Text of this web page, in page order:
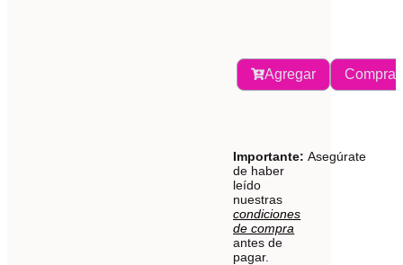
Agregar Comprar
Importante: Asegúrate
de haber
leído
nuestras
condiciones
de compra
antes de
pagar.